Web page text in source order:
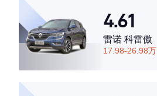
·空间表现较为优秀，优于64%同级车
4.61
雷诺 科雷傲
17.98-26.98万